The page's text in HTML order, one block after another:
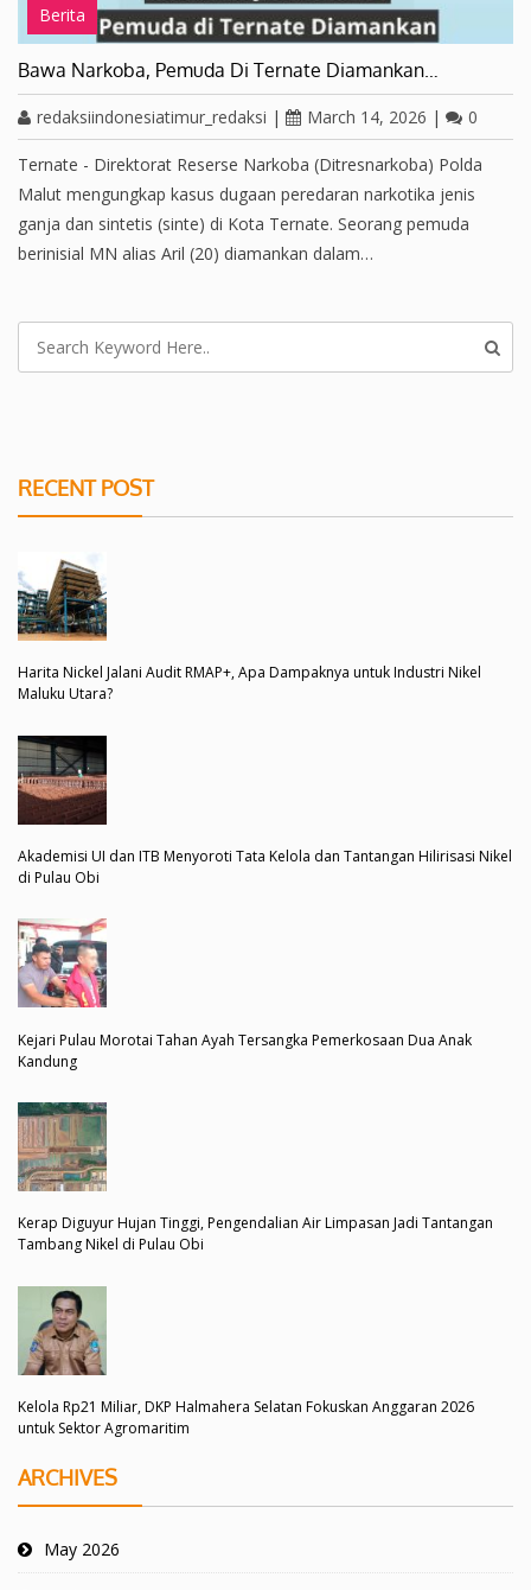
Berita
Bawa Narkoba, Pemuda Di Ternate Diamankan…
redaksiindonesiatimur_redaksi | March 14, 2026 | 0
Ternate - Direktorat Reserse Narkoba (Ditresnarkoba) Polda
Malut mengungkap kasus dugaan peredaran narkotika jenis
ganja dan sintetis (sinte) di Kota Ternate. Seorang pemuda
berinisial MN alias Aril (20) diamankan dalam…
RECENT POST
Harita Nickel Jalani Audit RMAP+, Apa Dampaknya untuk Industri Nikel
Maluku Utara?
Akademisi UI dan ITB Menyoroti Tata Kelola dan Tantangan Hilirisasi Nikel
di Pulau Obi
Kejari Pulau Morotai Tahan Ayah Tersangka Pemerkosaan Dua Anak
Kandung
Kerap Diguyur Hujan Tinggi, Pengendalian Air Limpasan Jadi Tantangan
Tambang Nikel di Pulau Obi
Kelola Rp21 Miliar, DKP Halmahera Selatan Fokuskan Anggaran 2026
untuk Sektor Agromaritim
ARCHIVES
May 2026